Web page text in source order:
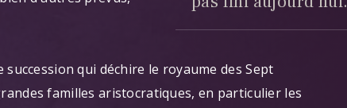
qui déchire le royaume des Sept
familles aristocratiques, en particulier les